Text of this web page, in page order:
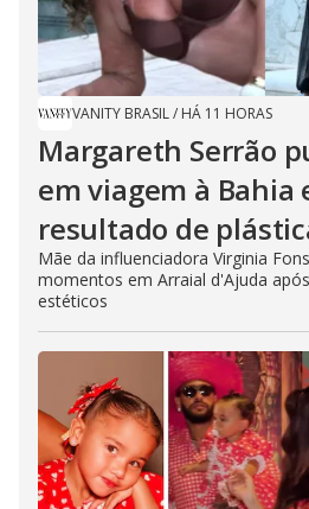
VANITY BRASIL/ HÁ 11 HORAS
Margareth Serrão
em viagem à Bahia
resultado de
Mãe da influenciadora Virginia
momentos em Arraial d'Ajuda
estéticos